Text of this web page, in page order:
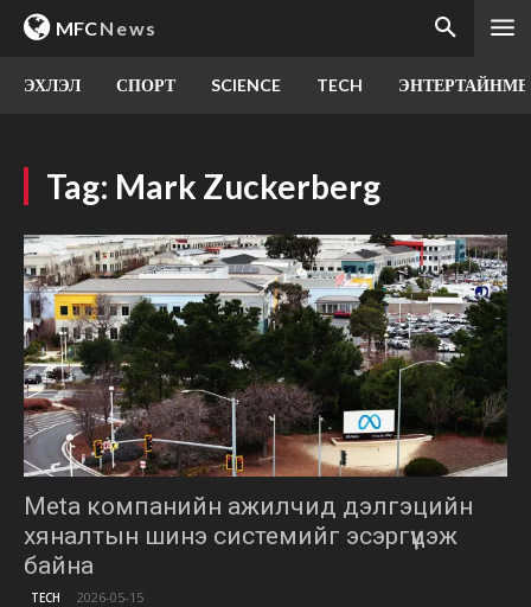
MFCNews
ЭХЛЭЛ СПОРТ SCIENCE TECH
Tag: Mark Zuckerberg
Meta компанийн ажилчид дэлгэцийн
хяналтын шинэ системийг эсэргүүцэж
байна
TECH 2026-05-15